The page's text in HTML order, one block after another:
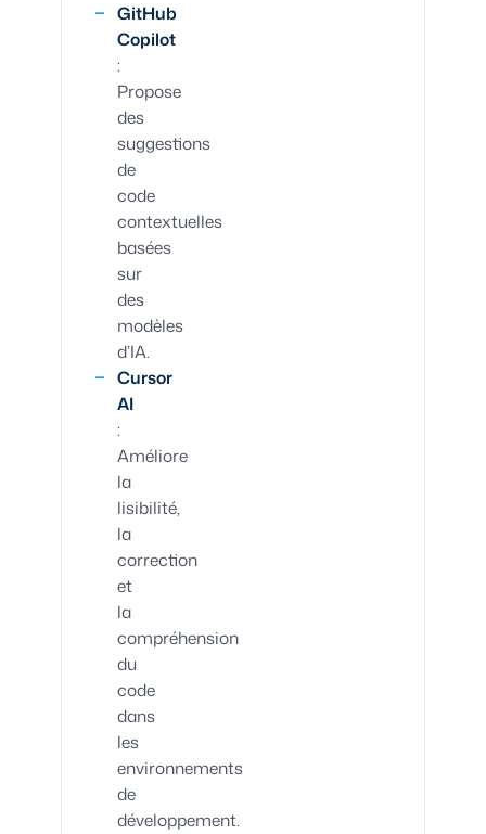
GitHub
Copilot
:
Propose
des
suggestions
de
code
contextuelles
basées
sur
des
modèles
d’IA.
Cursor
AI
:
Améliore
la
lisibilité,
la
correction
et
la
compréhension
du
code
dans
les
environnements
de
développement.